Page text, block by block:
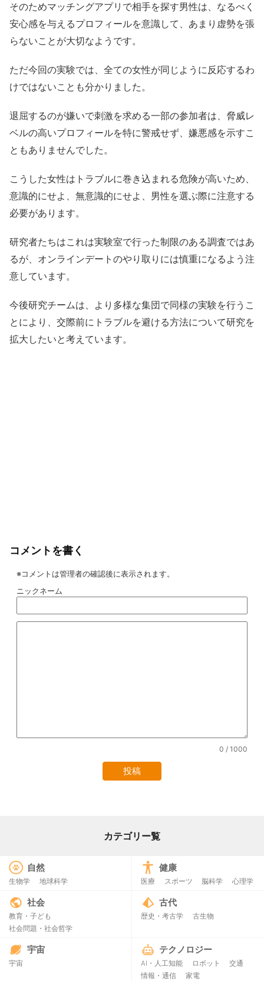
そのためマッチングアプリで相手を探す男性は、なるべく
安心感を与えるプロフィールを意識して、あまり虚勢を張
らないことが大切なようです。
ただ今回の実験では、全ての女性が同じように反応するわ
けではないことも分かりました。
退屈するのが嫌いで刺激を求める一部の参加者は、脅威レ
ベルの高いプロフィールを特に警戒せず、嫌悪感を示すこ
ともありませんでした。
こうした女性はトラブルに巻き込まれる危険が高いため、
意識的にせよ、無意識的にせよ、男性を選ぶ際に注意する
必要があります。
研究者たちはこれは実験室で行った制限のある調査ではあ
るが、オンラインデートのやり取りには慎重になるよう注
意しています。
今後研究チームは、より多様な集団で同様の実験を行うこ
とにより、交際前にトラブルを避ける方法について研究を
拡大したいと考えています。
コメントを書く
※コメントは管理者の確認後に表示されます。
ニックネーム
0 / 1000
カテゴリー覧
自然
生物学 地球科学
健康
医療 スポーツ 脳科学 心理学
社会
教育・子ども
社会問題・社会哲学
古代
歴史・考古学 古生物
宇宙
宇宙
テクノロジー
AI・人工知能 ロボット
交通
情報・通信
家電